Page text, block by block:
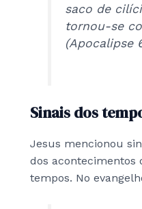
saco de
tornou-se
(Apocalipse
Sinais dos
Jesus mencionou
dos acontecimentos
tempos. No